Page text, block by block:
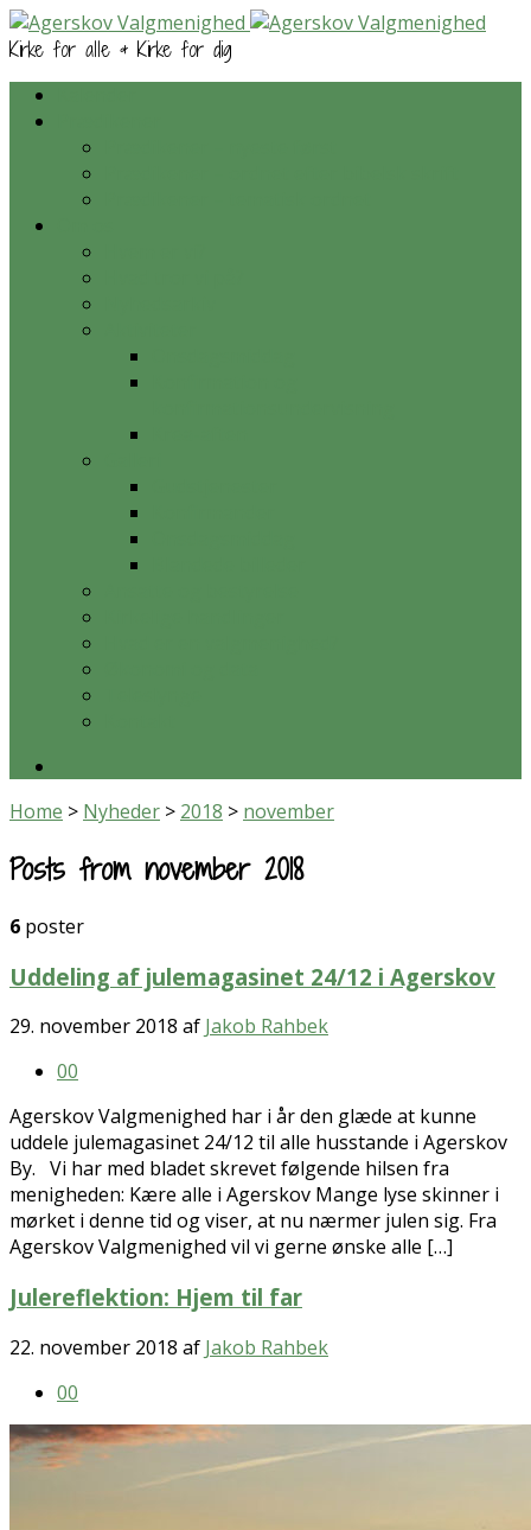
Kirke for alle & Kirke for dig
Home > Nyheder > 2018 > november
Posts from november 2018
6 poster
Uddeling af julemagasinet 24/12 i Agerskov
29. november 2018 af Jakob Rahbek
00
Agerskov Valgmenighed har i år den glæde at kunne
uddele julemagasinet 24/12 til alle husstande i Agerskov
By. Vi har med bladet skrevet følgende hilsen fra
menigheden: Kære alle i Agerskov Mange lyse skinner i
mørket i denne tid og viser, at nu nærmer julen sig. Fra
Agerskov Valgmenighed vil vi gerne ønske alle […]
Julereflektion: Hjem til far
22. november 2018 af Jakob Rahbek
00